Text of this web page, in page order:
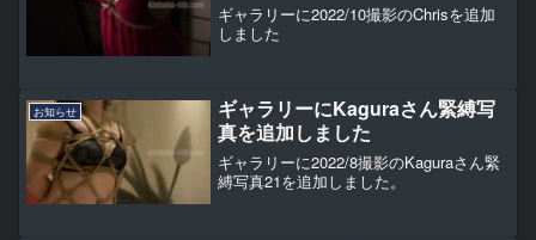
ギャラリーに2022/10撮影のChrisを追加
しました
お知らせ
ギャラリーにKaguraさん緊縛写
真を追加しました
ギャラリーに2022/8撮影のKaguraさん緊
縛写真21を追加しました。